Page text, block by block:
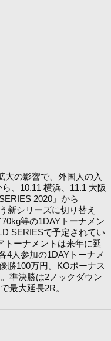
の影響で、外国人の入
、10.11 横浜、11.1 大阪
2020」から
新シリーズに切り替え
等の1DAYトーナメン
SERIESで予定されてい
トーナメントは来年に延
4人参加の1DAYトーナメ
勝100万円。KOボーナス
準決勝は2ノックダウン
最大延長2R。